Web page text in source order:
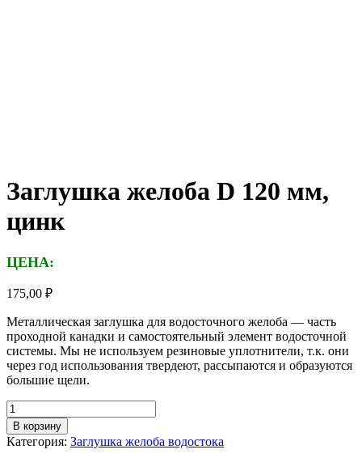
Заглушка желоба D 120 мм,
цинк
ЦЕНА:
175,00 ₽
Металлическая заглушка для водосточного желоба — часть
проходной канадки и самостоятельный элемент водосточной
системы. Мы не используем резиновые уплотнители, т.к. они
через год использования твердеют, рассыпаются и образуются
большие щели.
Количество
товара
Заглушка
желоба
В корзину
Категория: Заглушка желоба водостока